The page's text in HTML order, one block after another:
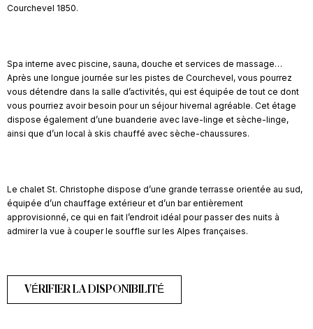
Courchevel 1850.
Spa interne avec piscine, sauna, douche et services de massage…
Après une longue journée sur les pistes de Courchevel, vous pourrez
vous détendre dans la salle d’activités, qui est équipée de tout ce dont
vous pourriez avoir besoin pour un séjour hivernal agréable. Cet étage
dispose également d’une buanderie avec lave-linge et sèche-linge,
ainsi que d’un local à skis chauffé avec sèche-chaussures.
Le chalet St. Christophe dispose d’une grande terrasse orientée au sud,
équipée d’un chauffage extérieur et d’un bar entièrement
approvisionné, ce qui en fait l’endroit idéal pour passer des nuits à
admirer la vue à couper le souffle sur les Alpes françaises.
VÉRIFIER LA DISPONIBILITÉ